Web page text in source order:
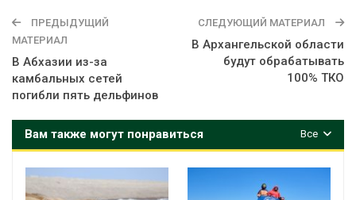
ПРЕДЫДУЩИЙ
МАТЕРИАЛ
В Абхазии из-за
камбальных сетей
погибли пять дельфинов
СЛЕДУЮЩИЙ МАТЕРИАЛ
В Архангельской области
будут обрабатывать
100% ТКО
Все
Вам также могут понравиться